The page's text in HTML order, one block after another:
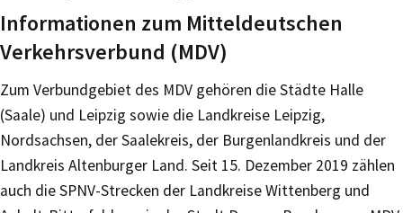
Informationen zum Mitteldeutschen
Verkehrsverbund (MDV)
Zum Verbundgebiet des MDV gehören die Städte Halle
(Saale) und Leipzig sowie die Landkreise Leipzig,
Nordsachsen, der Saalekreis, der Burgenlandkreis und der
Landkreis Altenburger Land. Seit 15. Dezember 2019 zählen
auch die SPNV-Strecken der Landkreise Wittenberg und